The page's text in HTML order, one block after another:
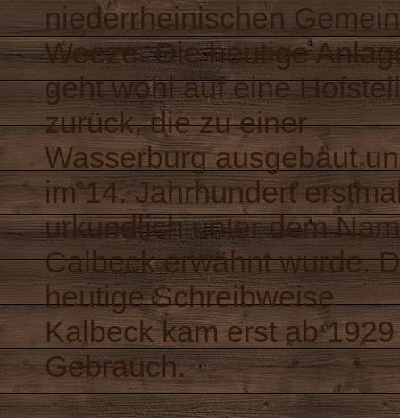
niederrheinischen
Weeze. Die heutige
geht wohl auf eine
zurück, die zu einer
Wasserburg ausgebaut
im 14. Jahrhundert
urkundlich unter dem
Calbeck erwähnt wurde.
heutige Schreibweise
Kalbeck kam erst ab
Gebrauch.